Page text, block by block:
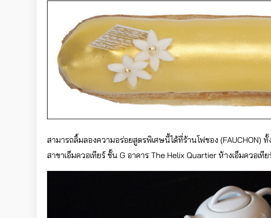
สามารถลิ้มลองความอร่อยสูตรพิเศษนี้ได้ที่ร้านโฟชอง (FAUCHON)
สาขาเอ็มควอเทียร์ ชั้น G อาคาร The Helix Quartier ห้างเอ็มควอเทีย